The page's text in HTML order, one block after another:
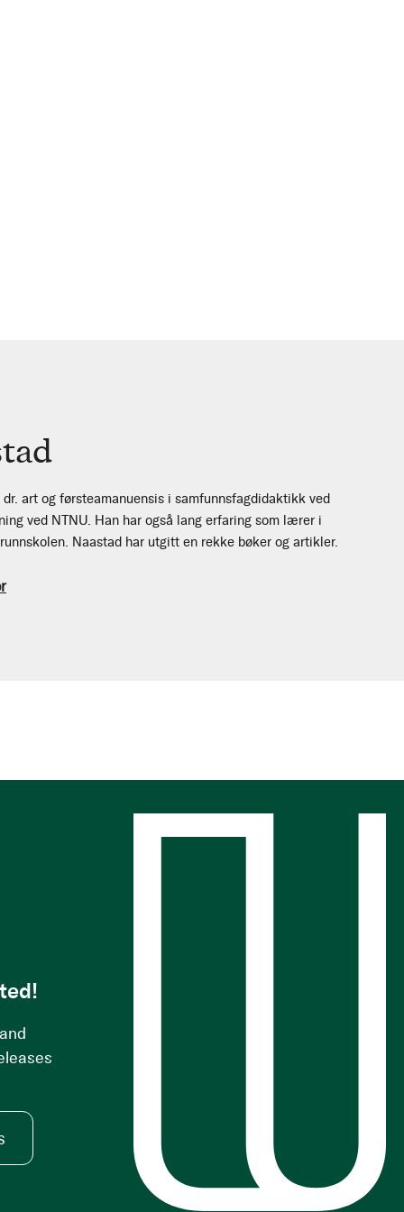
art og førsteamanuensis i samfunnsfagdidaktikk ved
ved NTNU. Han har også lang erfaring som lærer i
Naastad har utgitt en rekke bøker og artikler.